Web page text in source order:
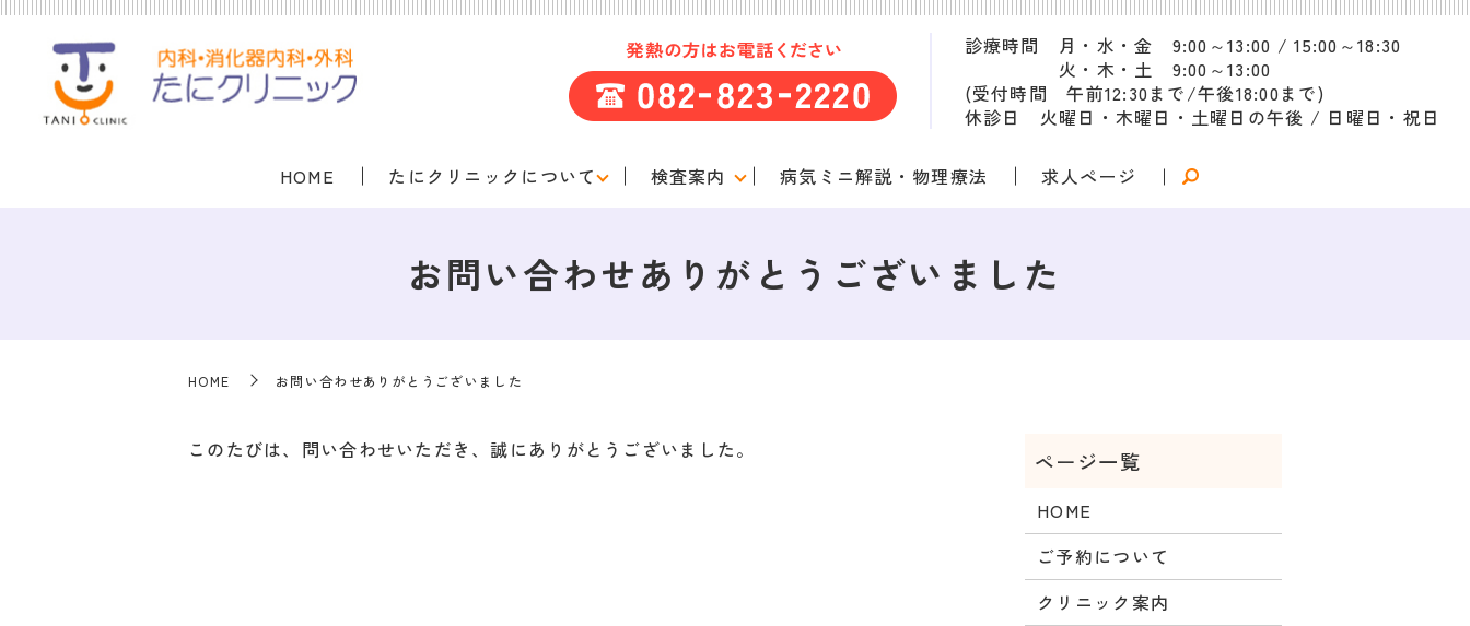
HOME たにクリニックについて 検査案内 病気ミニ解説・物理療法 求人ページ
診療時間 月・水・金 9:00～13:00 / 15:00～18:30
火・木・土 9:00～13:00
(受付時間 午前12:30まで/午後18:00まで)
休診日 火曜日・木曜日・土曜日の午後 / 日曜日・祝日
お問い合わせありがとうございました
HOME お問い合わせありがとうございました
このたびは、問い合わせいただき、誠にありがとうございました。
HOME
ご予約について
クリニック案内